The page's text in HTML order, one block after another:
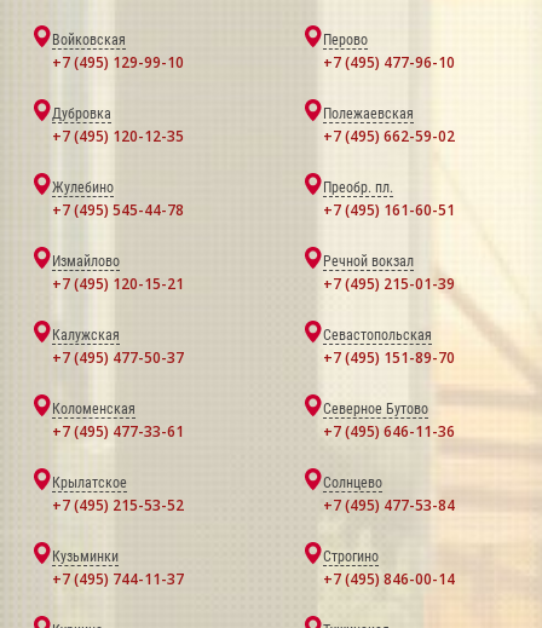
Войковская
+7 (495) 129-99-10
Перово
+7 (495) 477-96-10
Дубровка
+7 (495) 120-12-35
Полежаевская
+7 (495) 662-59-02
Жулебино
+7 (495) 545-44-78
Преобр. пл.
+7 (495) 161-60-51
Измайлово
+7 (495) 120-15-21
Речной вокзал
+7 (495) 215-01-39
Калужская
+7 (495) 477-50-37
Севастопольская
+7 (495) 151-89-70
Коломенская
+7 (495) 477-33-61
Северное Бутово
+7 (495) 646-11-36
Крылатское
+7 (495) 215-53-52
Солнцево
+7 (495) 477-53-84
Кузьминки
+7 (495) 744-11-37
Строгино
+7 (495) 846-00-14